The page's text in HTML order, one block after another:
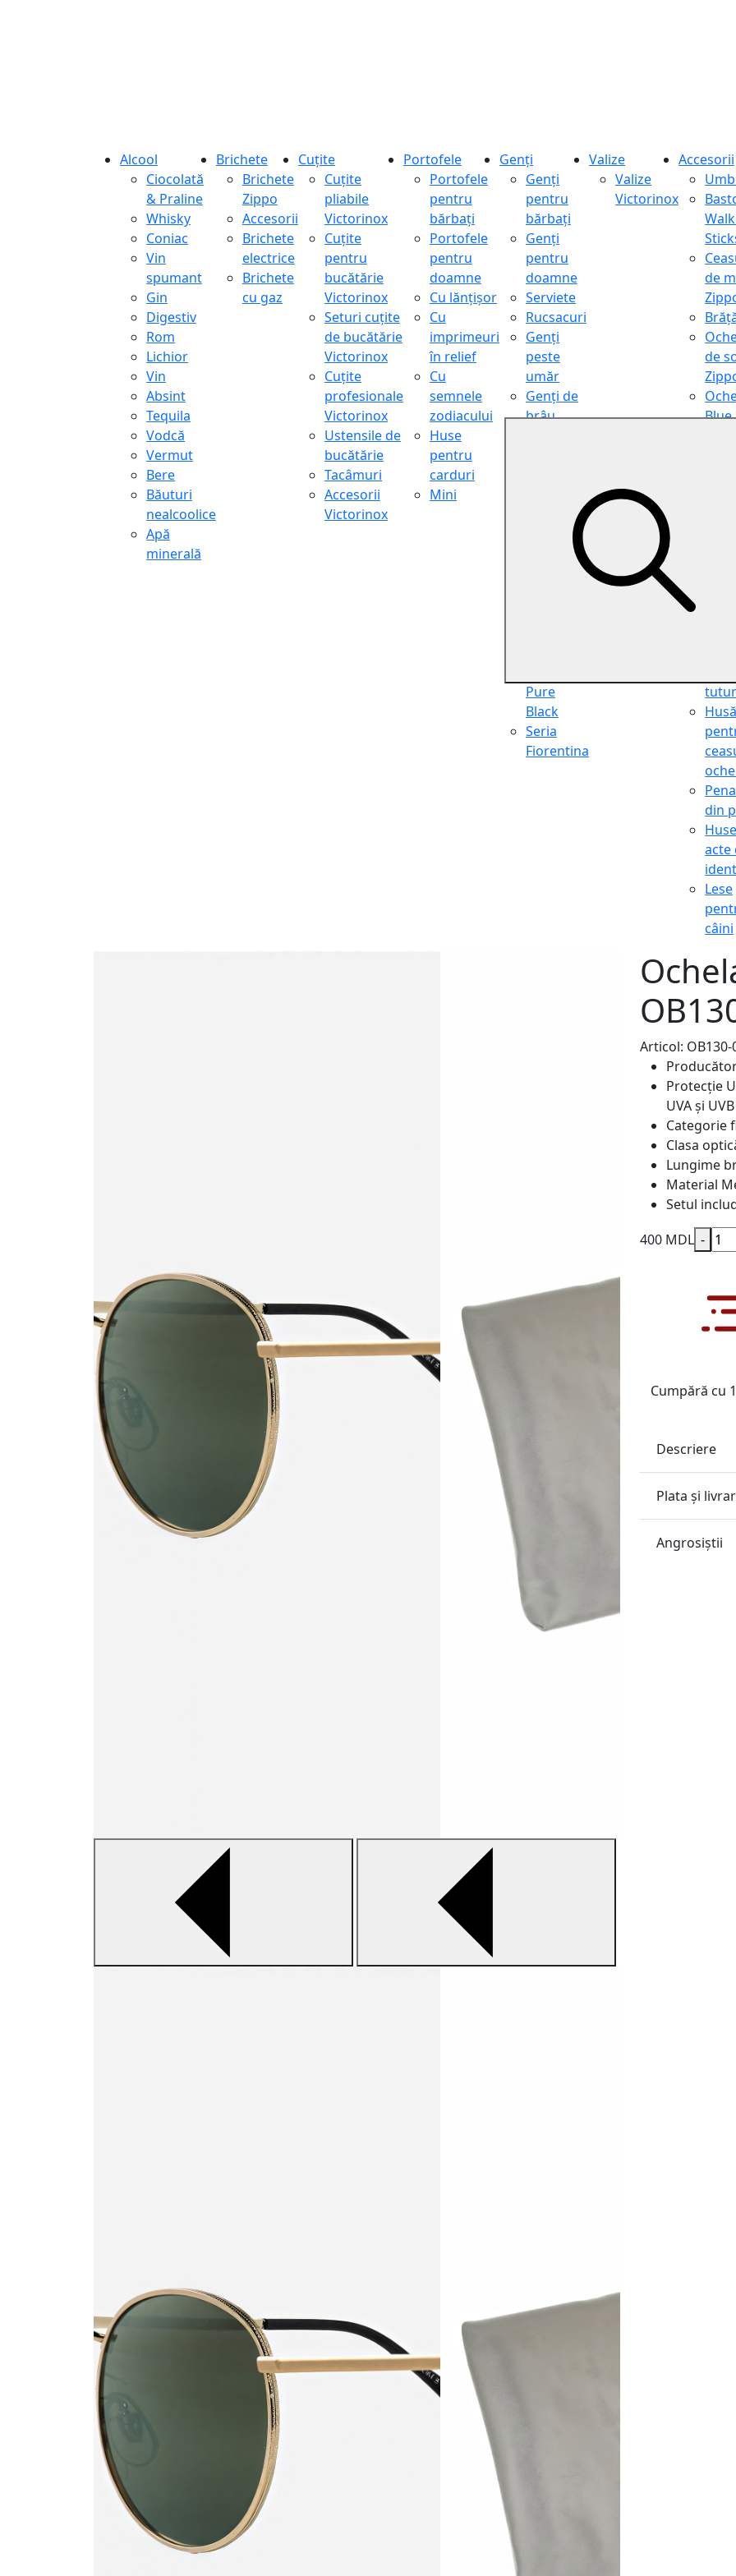
Alcool
Ciocolată
& Praline
Whisky
Coniac
Vin
spumant
Gin
Digestiv
Rom
Lichior
Vin
Absint
Tequila
Vodcă
Vermut
Bere
Băuturi
nealcoolice
Apă
minerală
Brichete
Brichete
Zippo
Accesorii
Brichete
electrice
Brichete
cu gaz
Cuțite
Cuțite
pliabile
Victorinox
Cuțite
pentru
bucătărie
Victorinox
Seturi cuțite
de bucătărie
Victorinox
Cuțite
profesionale
Victorinox
Ustensile de
bucătărie
Tacâmuri
Accesorii
Victorinox
Portofele
Portofele
pentru
bărbați
Portofele
pentru
doamne
Cu lănțișor
Cu
imprimeuri
în relief
Cu
semnele
zodiacului
Huse
pentru
carduri
Mini
Genți
Genți
pentru
bărbați
Genți
pentru
doamne
Serviete
Rucsacuri
Genți
peste
umăr
Genți de
brâu
cosmetice
Pure
Black
Seria
Fiorentina
Valize
Valize
Victorinox
Accesorii
de
de
Blue
Husă
din
Huse
acte
Lese
câini
Articol: OB130-
Protecție
UVA și UVB
Categorie
Clasa
Lungime
Material
Setul
400 MDL -
Cumpără cu
Descriere
Plata și
Angrosiştii